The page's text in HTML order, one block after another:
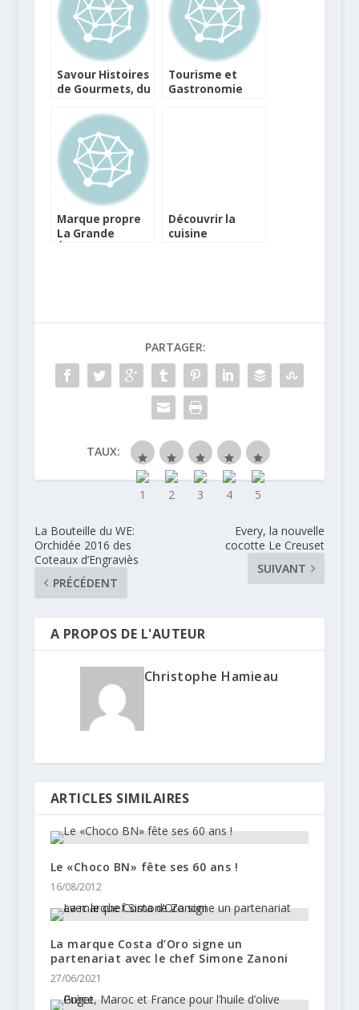
Savour Histoires
de Gourmets, du
fine et du
chocolat
Tourisme et
Gastronomie
Marque propre
La Grande
Découvrir la
cuisine
PARTAGER:
TAUX:
La Bouteille du WE:
Orchidée 2016 des
Coteaux d’Engraviès
PRÉCÉDENT
Every, la nouvelle
cocotte Le Creuset
SUIVANT
A PROPOS DE L'AUTEUR
Christophe Hamieau
ARTICLES SIMILAIRES
Le «Choco BN» fête ses 60 ans !
16/08/2012
La marque Costa d’Oro signe un
partenariat avec le chef Simone Zanoni
27/06/2021